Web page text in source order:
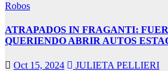
Robos
ATRAPADOS IN FRAGANTI:
QUERIENDO ABRIR AUTOS
Oct 15, 2024
JULIETA PELLIERI